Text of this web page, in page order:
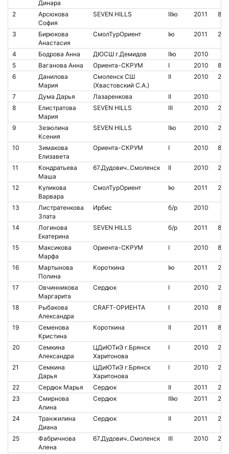
Динара
2
Арсюкова
София
SEVEN HILLS IIIю 2011
3
Бирюкова
Анастасия
СмолТурОриент Iю 2011
4 Бодрова Анна ДЮСШ г.Демидов IIю
2010
5
Ваганова Анна Ориента-СКРУМ I 2010
6
Данилова
Мария
Смоленск СШ
(Хвастовский С.А.)
II 2010
7 Дума Дарья Лазаренкова II
2010
8
Елистратова
Мария
SEVEN HILLS III 2010
9
Зезюлина
Ксения
SEVEN HILLS IIю 2010
10
Зимакова
Елизавета
Ориента-СКРУМ I 2010
11
Кондратьева
Маша
67.Дудович..Смоленск II 2010
12
Куликова
Варвара
СмолТурОриент Iю 2011
13
Листратенкова
Злата
Ирбис б/р 2010
14
Логинова
Екатерина
SEVEN HILLS б/р 2011
15
Максикова
Марфа
Ориента-СКРУМ I 2010
16
Мартынова
Полина
Короткина Iю 2011
17
Овчинникова
Маргарита
Сердюк I 2010
18
Рыбакова
Александра
CRAFT-ОРИЕНТА I 2010
19
Семенова
Кристина
Короткина II 2011
20
Семкина
Александра
ЦДиЮТиЭ г.Брянск
Харитонова
I 2010
21
Семкина
Дарья
ЦДиЮТиЭ г.Брянск
Харитонова
I 2010
22 Сердюк Марья Сердюк II 2011
23
Смирнова
Алина
Сердюк IIIю 2011
24
Транжилина
Диана
Сердюк II 2011
25
Фабричнова
Алена
67.Дудович..Смоленск III 2010